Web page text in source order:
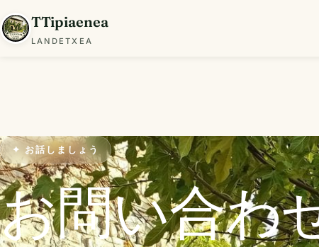
TTipiaenea
LANDETXEA
✦ お話しましょう
お問い合わ